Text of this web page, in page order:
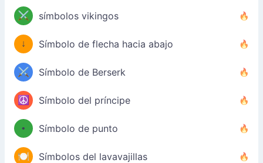
⚔️ símbolos vikingos
↓ Símbolo de flecha hacia abajo
⚔️ Símbolo de Berserk
☮️ Símbolo del príncipe
• Símbolo de punto
🍽️ Símbolos del lavavajillas